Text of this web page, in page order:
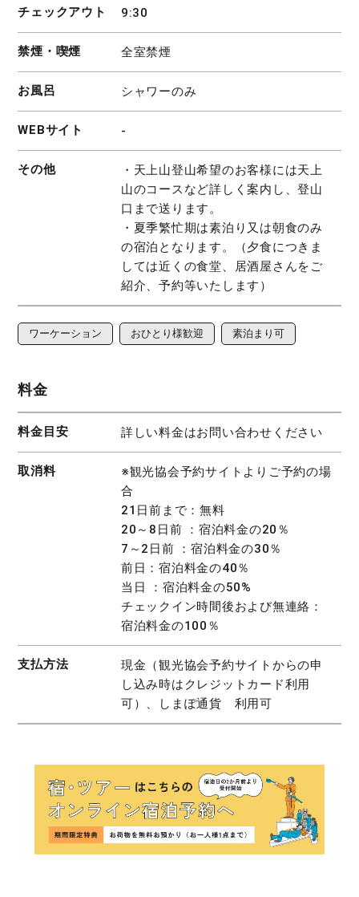
チェックアウト 9:30
禁煙・喫煙 全室禁煙
お風呂 シャワーのみ
WEBサイト -
その他
・天上山登山希望のお客様には天上
山のコースなど詳しく案内し、登山
口まで送ります。
・夏季繁忙期は素泊り又は朝食のみ
の宿泊となります。（夕食につきま
しては近くの食堂、居酒屋さんをご
紹介、予約等いたします）
ワーケーション おひとり様歓迎 素泊まり可
料金
料金目安 詳しい料金はお問い合わせください
取消料
※観光協会予約サイトよりご予約の場
合
21日前まで：無料
20～8日前 ：宿泊料金の20％
7～2日前 ：宿泊料金の30％
前日：宿泊料金の40％
当日 ：宿泊料金の50%
チェックイン時間後および無連絡：
宿泊料金の100％
支払方法
現金（観光協会予約サイトからの申
し込み時はクレジットカード利用
可）、しまぽ通貨 利用可